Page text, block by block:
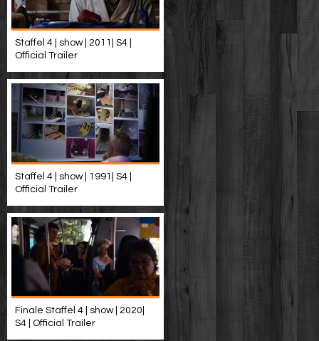
Staffel 4 | show | 2011| S4 |
Official Trailer
Staffel 4 | show | 1991| S4 |
Official Trailer
Finale Staffel 4 | show | 2020|
S4 | Official Trailer